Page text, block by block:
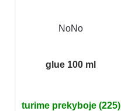
NoNo
glue 100 ml
turime prekyboje (225)